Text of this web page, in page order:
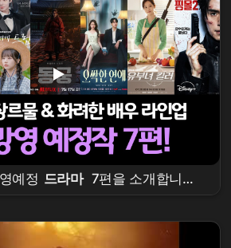
예정 드라마 7편을 소개합니다!
파트 , 그대에게드림, 동궁 , 오싹
라인업, #7월방영